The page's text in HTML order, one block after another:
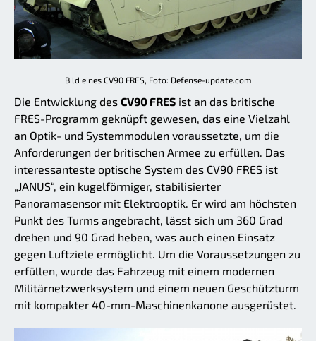
Bild eines CV90 FRES, Foto: Defense-update.com
Die Entwicklung des CV90 FRES ist an das britische
FRES-Programm geknüpft gewesen, das eine Vielzahl
an Optik- und Systemmodulen voraussetzte, um die
Anforderungen der britischen Armee zu erfüllen. Das
interessanteste optische System des CV90 FRES ist
„JANUS“, ein kugelförmiger, stabilisierter
Panoramasensor mit Elektrooptik. Er wird am höchsten
Punkt des Turms angebracht, lässt sich um 360 Grad
drehen und 90 Grad heben, was auch einen Einsatz
gegen Luftziele ermöglicht. Um die Voraussetzungen zu
erfüllen, wurde das Fahrzeug mit einem modernen
Militärnetzwerksystem und einem neuen Geschützturm
mit kompakter 40-mm-Maschinenkanone ausgerüstet.